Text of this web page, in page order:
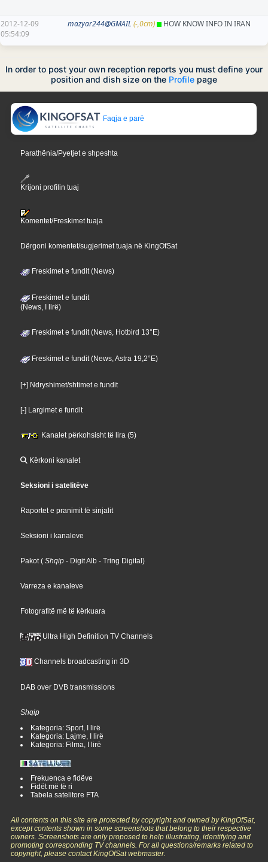
2012-12-09
05:54:09
mazyar244@GMAIL (-,0cm) HOW KNOW INFO IN IRAN
In order to post your own reception reports you must define your
position and dish size on the Profile page
Faqja e parë
Parathënia/Pyetjet e shpeshta
Krijoni profilin tuaj
Komentet/Freskimet tuaja
Dërgoni komentet/sugjerimet tuaja në KingOfSat
Freskimet e fundit (News)
Freskimet e fundit
(News, I lirë)
Freskimet e fundit (News, Hotbird 13°E)
Freskimet e fundit (News, Astra 19,2°E)
[+] Ndryshimet/shtimet e fundit
[-] Largimet e fundit
Kanalet përkohsisht të lira (5)
Kërkoni kanalet
Seksioni i satelitëve
Raportet e pranimit të sinjalit
Seksioni i kanaleve
Pakot( Shqip - Digit Alb - Tring Digital)
Varreza e kanaleve
Fotografitë më të kërkuara
Ultra High Definition TV Channels
Channels broadcasting in 3D
DAB over DVB transmissions
Shqip
Kategoria: Sport, I lirë
Kategoria: Lajme, I lirë
Kategoria: Filma, I lirë
Frekuenca e fidëve
Fidët më të ri
Tabela satelitore FTA
All contents on this site are protected by copyright and owned by KingOfSat,
except contents shown in some screenshots that belong to their respective
owners. Screenshots are only proposed to help illustrating, identifying and
promoting corresponding TV channels. For all questions/remarks related to
copyright, please contact KingOfSat webmaster.